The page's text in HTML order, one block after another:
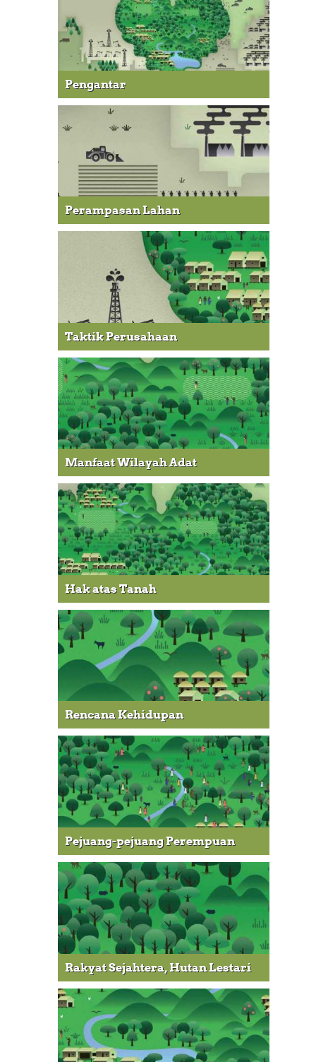
Pengantar
Perampasan Lahan
Taktik Perusahaan
Manfaat Wilayah Adat
Hak atas Tanah
Rencana Kehidupan
Pejuang-pejuang Perempuan
Rakyat Sejahtera, Hutan Lestari